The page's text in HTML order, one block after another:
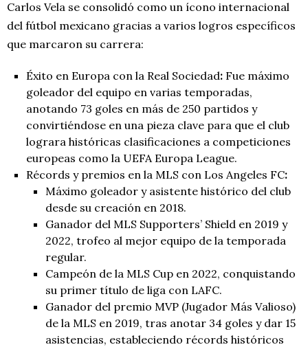
Carlos Vela se consolidó como un ícono internacional
del fútbol mexicano gracias a varios logros específicos
que marcaron su carrera:
Éxito en Europa con la Real Sociedad: Fue máximo
goleador del equipo en varias temporadas,
anotando 73 goles en más de 250 partidos y
convirtiéndose en una pieza clave para que el club
lograra históricas clasificaciones a competiciones
europeas como la UEFA Europa League.
Récords y premios en la MLS con Los Angeles FC:
Máximo goleador y asistente histórico del club
desde su creación en 2018.
Ganador del MLS Supporters’ Shield en 2019 y
2022, trofeo al mejor equipo de la temporada
regular.
Campeón de la MLS Cup en 2022, conquistando
su primer título de liga con LAFC.
Ganador del premio MVP (Jugador Más Valioso)
de la MLS en 2019, tras anotar 34 goles y dar 15
asistencias, estableciendo récords históricos